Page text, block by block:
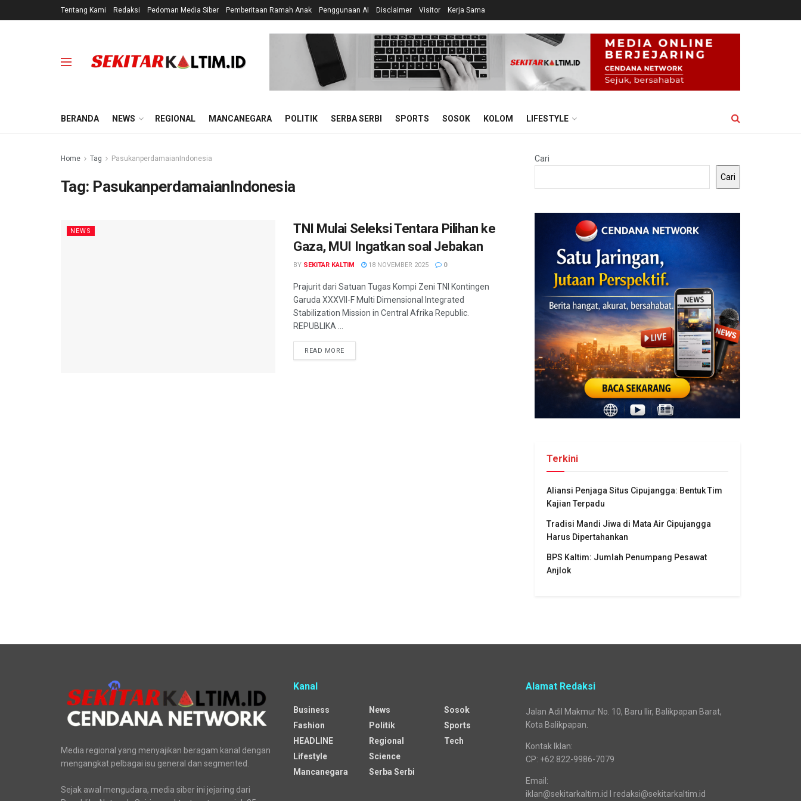
Tentang Kami Redaksi Pedoman Media Siber Pemberitaan Ramah Anak Penggunaan AI Disclaimer Visitor Kerja Sama
BERANDA NEWS REGIONAL MANCANEGARA POLITIK SERBA SERBI SPORTS SOSOK KOLOM LIFESTYLE
Home Tag PasukanperdamaianIndonesia
Tag: PasukanperdamaianIndonesia
NEWS
TNI Mulai Seleksi Tentara Pilihan ke
Gaza, MUI Ingatkan soal Jebakan
BY SEKITAR KALTIM 18 NOVEMBER 2025 0
Prajurit dari Satuan Tugas Kompi Zeni TNI Kontingen
Garuda XXXVII-F Multi Dimensional Integrated
Stabilization Mission in Central Afrika Republic.
REPUBLIKA ...
READ MORE
Cari
Cari
Terkini
Aliansi Penjaga Situs Cipujangga: Bentuk Tim
Kajian Terpadu
Tradisi Mandi Jiwa di Mata Air Cipujangga
Harus Dipertahankan
BPS Kaltim: Jumlah Penumpang Pesawat
Anjlok
Media regional yang menyajikan beragam kanal dengan
mengangkat pelbagai isu general dan segmented.
Sejak awal mengudara, media siber ini jejaring dari
Kanal
Business
Fashion
HEADLINE
Lifestyle
Mancanegara
News
Politik
Regional
Science
Serba Serbi
Sosok
Sports
Tech
Alamat Redaksi
Jalan Adil Makmur No. 10, Baru Ilir, Balikpapan Barat,
Kota Balikpapan.
Kontak Iklan:
CP: +62 822-9986-7079
Email:
iklan@sekitarkaltim.id I redaksi@sekitarkaltim.id